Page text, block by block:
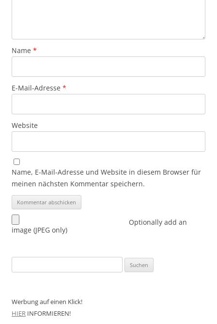
Name *
E-Mail-Adresse *
Website
Name, E-Mail-Adresse und Website in diesem Browser für
meinen nächsten Kommentar speichern.
Optionally add an
image (JPEG only)
nach:
Werbung auf einen Klick!
HIER INFORMIEREN!